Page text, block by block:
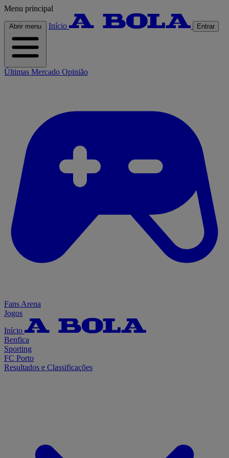
Menu principal
Abrir menu Início Entrar
Últimas Mercado Opinião
Fans Arena
Jogos
Início
Benfica
Sporting
FC Porto
Resultados e Classificações